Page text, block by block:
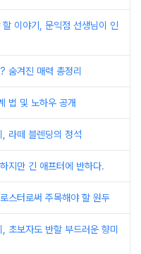
이야기, 문익점 선생님이 인
숨겨진 매력 총정리
법 및 노하우 공개
라떼 블렌딩의 정석
지만 긴 애프터에 반하다.
스터로써 주목해야 할 원두
초보자도 반할 부드러운 향미